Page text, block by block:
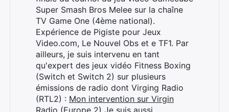
Super Smash Bros Melee sur la chaîne
TV Game One (4ème national).
Expérience de Pigiste pour Jeux
Video.com, Le Nouvel Obs et e TF1. Par
ailleurs, je suis intervenu en tant
qu'expert des jeux vidéo Fitness Boxing
(Switch et Switch 2) sur plusieurs
émissions de radio dont Virging Radio
(RTL2) : Mon intervention sur Virgin
Radio (Europe 2) Je suis aussi